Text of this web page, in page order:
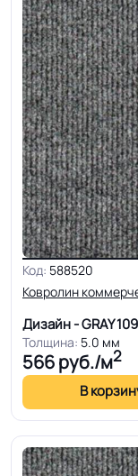
Код: 588520
Ковролин
Дизайн - GRAY
Толщина: 5.0 мм
566руб./м2
В